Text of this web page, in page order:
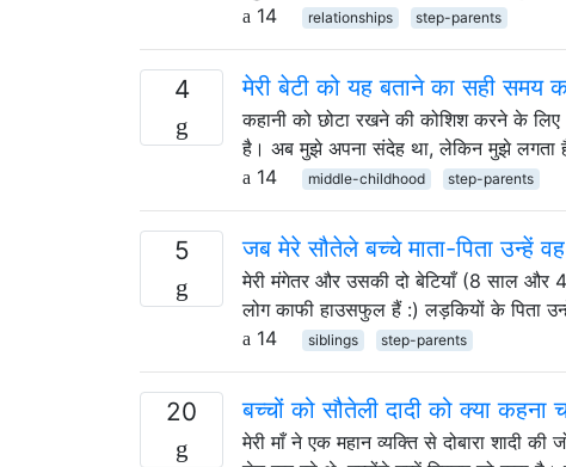
14
relationships step-parents
4 मेरी बेटी को यह बताने का सही समय
कहानी को छोटा रखने की कोशिश करने के
है। अब मुझे अपना संदेह था, लेकिन मुझे लगता है
14
middle-childhood step-parents
5 जब मेरे सौतेले बच्चे माता-पिता उन्हें
मेरी मंगेतर और उसकी दो बेटियाँ (8 साल
लोग काफी हाउसफुल हैं :) लड़कियों के पिता
14
siblings step-parents
20 बच्चों को सौतेली दादी को क्या कहना
मेरी माँ ने एक महान व्यक्ति से दोबारा शादी